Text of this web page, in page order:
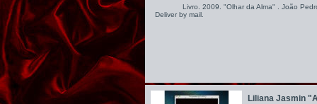
Livro. 2009. "Olhar da Alma" . João Pedro
Deliver by mail.
Liliana Jasmin